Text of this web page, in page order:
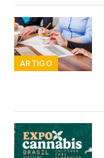
ARTIGO